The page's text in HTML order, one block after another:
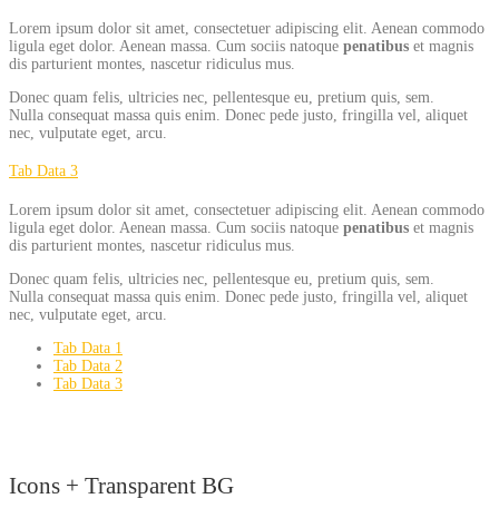
Lorem ipsum dolor sit amet, consectetuer adipiscing elit. Aenean commodo
ligula eget dolor. Aenean massa. Cum sociis natoque penatibus et magnis
dis parturient montes, nascetur ridiculus mus.
Donec quam felis, ultricies nec, pellentesque eu, pretium quis, sem.
Nulla consequat massa quis enim. Donec pede justo, fringilla vel, aliquet
nec, vulputate eget, arcu.
Tab Data 3
Lorem ipsum dolor sit amet, consectetuer adipiscing elit. Aenean commodo
ligula eget dolor. Aenean massa. Cum sociis natoque penatibus et magnis
dis parturient montes, nascetur ridiculus mus.
Donec quam felis, ultricies nec, pellentesque eu, pretium quis, sem.
Nulla consequat massa quis enim. Donec pede justo, fringilla vel, aliquet
nec, vulputate eget, arcu.
Tab Data 1
Tab Data 2
Tab Data 3
Icons + Transparent BG